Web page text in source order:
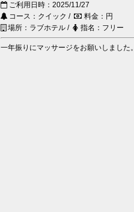
ご利用日時：2025/11/27
コース：クイック /
料金：円
場所：ラブホテル /
指名：フリー
一年振りにマッサージをお願いしまし